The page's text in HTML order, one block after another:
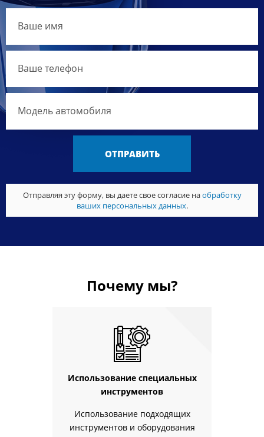
ОТПРАВИТЬ
Отправляя эту форму, вы даете свое согласие наобработку
ваших персональных данных.
Почему мы?
Использование специальных
инструментов
Использование подходящих
инструментов и оборудования